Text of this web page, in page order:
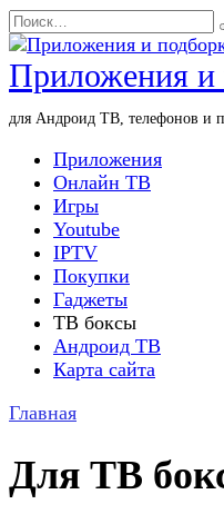
Перейти
к
содержанию
Search
for:
Приложения и
для Андроид ТВ, телефонов и
Приложения
Онлайн ТВ
Игры
Youtube
IPTV
Покупки
Гаджеты
ТВ боксы
Андроид ТВ
Карта сайта
Главная
Для ТВ